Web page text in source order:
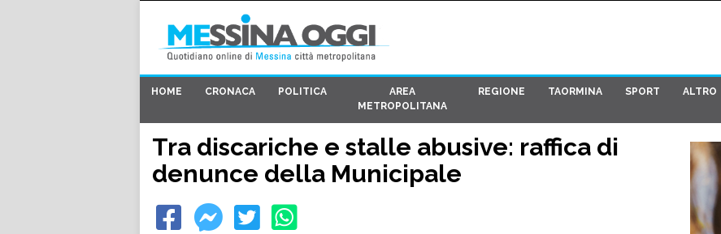
HOME CRONACA POLITICA
AREA
METROPOLITANA
REGIONE TAORMINA SPORT ALTRO
Tra discariche e stalle abusive: raffica di
denunce della Municipale